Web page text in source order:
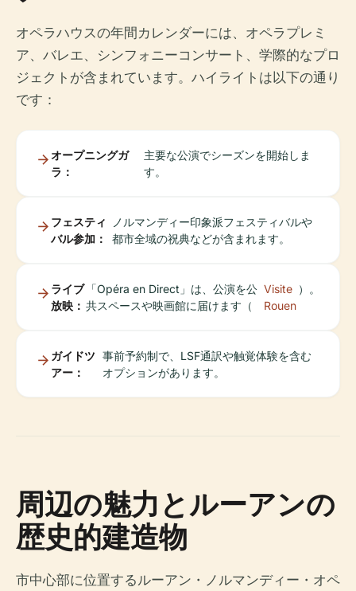
オペラハウスの年間カレンダーには、オペラプレミ
ア、バレエ、シンフォニーコンサート、学際的なプロ
ジェクトが含まれています。ハイライトは以下の通り
です：
オープニングガ
ラ：
主要な公演でシーズンを開始しま
す。
フェスティ
バル参加：
ノルマンディー印象派フェスティバルや
都市全域の祝典などが含まれます。
ライブ
放映：
「Opéra en Direct」は、公演を公
共スペースや映画館に届けます（
Visite
Rouen
）。
ガイドツ
アー：
事前予約制で、LSF通訳や触覚体験を含む
オプションがあります。
周辺の魅力とルーアンの
歴史的建造物
市中心部に位置するルーアン・ノルマンディー・オペ